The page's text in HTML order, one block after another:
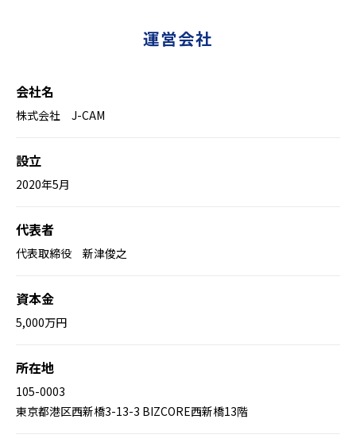
運営会社
会社名
株式会社 J-CAM
設立
2020年5月
代表者
代表取締役 新津俊之
資本金
5,000万円
所在地
105-0003
東京都港区西新橋3-13-3 BIZCORE西新橋13階